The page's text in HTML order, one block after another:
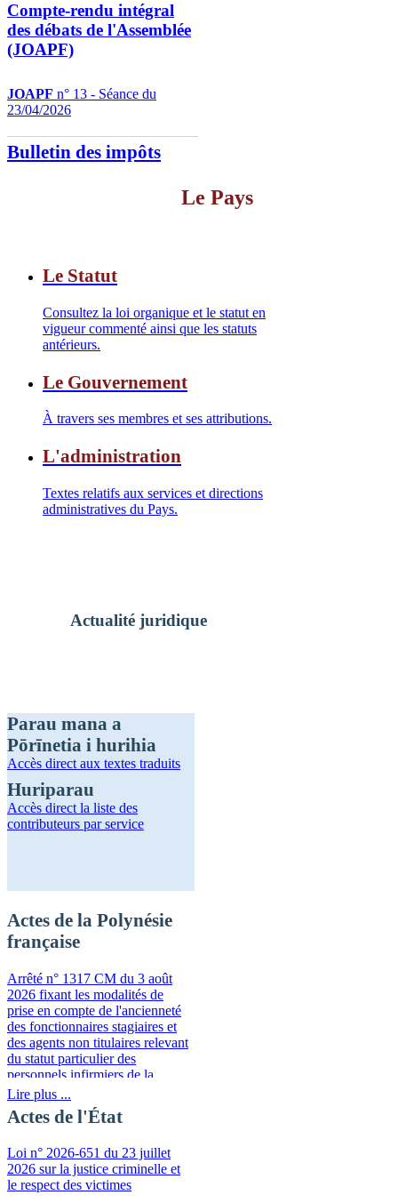
Compte-rendu intégral
des débats de l'Assemblée
(JOAPF)
JOAPF n° 13 - Séance du
23/04/2026
Bulletin des impôts
Le Pays
Le Statut
Consultez la loi organique et le statut en
vigueur commenté ainsi que les statuts
antérieurs.
Le Gouvernement
À travers ses membres et ses attributions.
L'administration
Textes relatifs aux services et directions
administratives du Pays.
Actualité juridique
Parau mana a
Pōrīnetia i hurihia
Accès direct aux textes traduits
Huriparau
Accès direct la liste des
contributeurs par service
Actes de la Polynésie
française
Arrêté n° 1317 CM du 3 août
2026 fixant les modalités de
prise en compte de l'ancienneté
des fonctionnaires stagiaires et
des agents non titulaires relevant
du statut particulier des
personnels infirmiers de la
fonction publique de la
Polynésie française
Lire plus ...
Actes de l'État
Loi n° 2026-651 du 23 juillet
2026 sur la justice criminelle et
le respect des victimes